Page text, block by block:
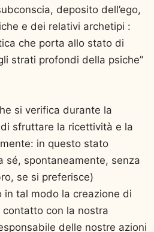
deposito dell’ego,
e dei relativi archetipi :
che porta allo stato di
strati profondi della psiche”
si verifica durante la
sfruttare la ricettività e la
in questo stato
sé, spontaneamente, senza
se si preferisce)
in tal modo la creazione di
con la nostra
delle nostre azioni